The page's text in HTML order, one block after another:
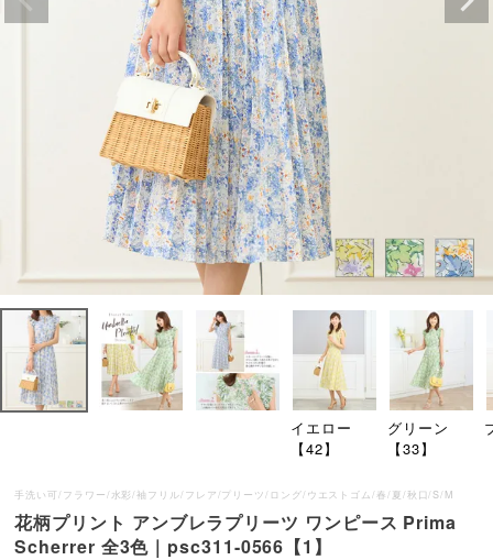
イエロー
【42】
グリーン
【33】
手洗い可/フラワー/水彩/袖フリル/フレア/プリーツ/ロング/ウエストゴム/春/夏/秋口/S/M
花柄プリント アンブレラプリーツ ワンピース Prima
Scherrer 全3色｜psc311-0566【1】